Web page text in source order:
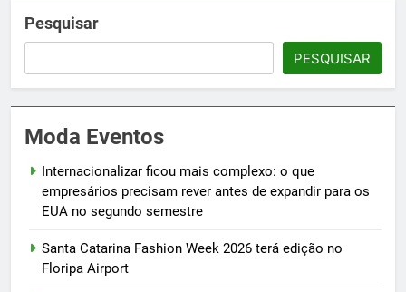
Pesquisar
PESQUISAR
Moda Eventos
Internacionalizar ficou mais complexo: o que
empresários precisam rever antes de expandir para os
EUA no segundo semestre
Santa Catarina Fashion Week 2026 terá edição no
Floripa Airport